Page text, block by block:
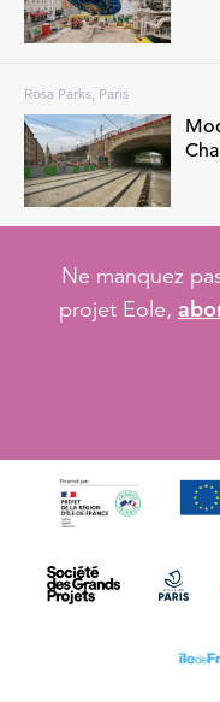
Rosa Parks, Paris
Ne manquez
projet Eole,